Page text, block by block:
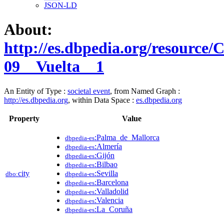
JSON-LD
About:
http://es.dbpedia.org/resource/
09__Vuelta__1
An Entity of Type : societal event, from Named Graph :
http://es.dbpedia.org, within Data Space : es.dbpedia.org
Property Value
dbo:city
dbpedia-es:Palma_de_Mallorca
dbpedia-es:Almería
dbpedia-es:Gijón
dbpedia-es:Bilbao
dbpedia-es:Sevilla
dbpedia-es:Barcelona
dbpedia-es:Valladolid
dbpedia-es:Valencia
dbpedia-es:La_Coruña